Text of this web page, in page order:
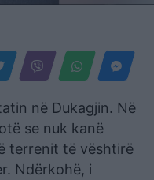
në Dukagjin. Në
se nuk kanë
terrenit të vështirë
Ndërkohë, i